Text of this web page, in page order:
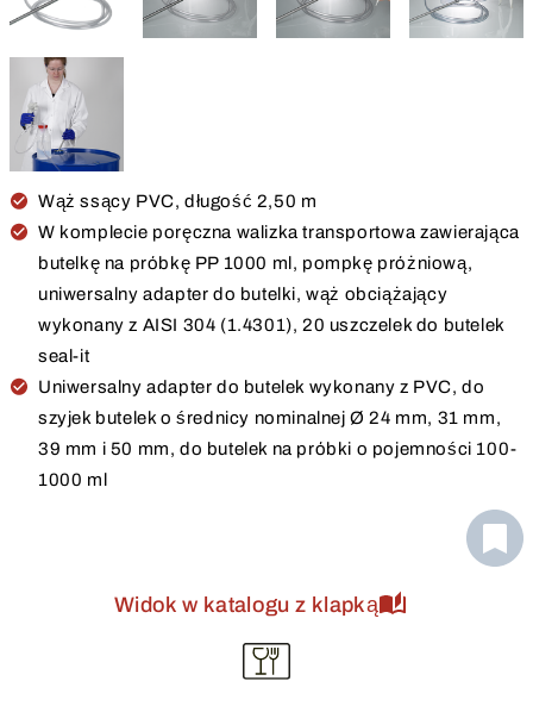
Wąż ssący PVC, długość 2,50 m
W komplecie poręczna walizka transportowa zawierająca
butelkę na próbkę PP 1000 ml, pompkę próżniową,
uniwersalny adapter do butelki, wąż obciążający
wykonany z AISI 304 (1.4301), 20 uszczelek do butelek
seal-it
Uniwersalny adapter do butelek wykonany z PVC, do
szyjek butelek o średnicy nominalnej Ø 24 mm, 31 mm,
39 mm i 50 mm, do butelek na próbki o pojemności 100-
1000 ml
Widok w katalogu z klapką